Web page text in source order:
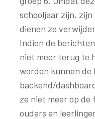
schooljaar zijn,
dienen ze
Indien de
niet meer terug te
worden kunnen
backend/
ze niet meer op
ouders en